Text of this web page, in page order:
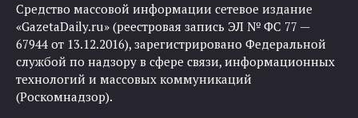
Средство массовой информации сетевое издание
«GazetaDaily.ru» (реестровая запись ЭЛ № ФС 77 —
67944 от 13.12.2016), зарегистрировано Федеральной
службой по надзору в сфере связи, информационных
технологий и массовых коммуникаций
(Роскомнадзор).